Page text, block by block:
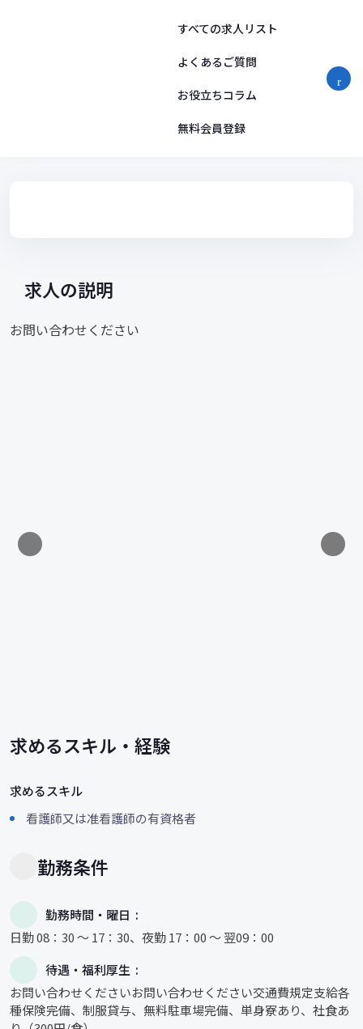
すべての求人リスト
よくあるご質問
お役立ちコラム
無料会員登録
求人の説明
お問い合わせください
求めるスキル・経験
求めるスキル
看護師又は准看護師の有資格者
勤務条件
勤務時間・曜日
日勤 08：30 ～ 17：30、夜勤 17：00 ～ 翌09：00
待遇・福利厚生
お問い合わせくださいお問い合わせください交通費規定支給各
種保険完備、制服貸与、無料駐車場完備、単身寮あり、社食あ